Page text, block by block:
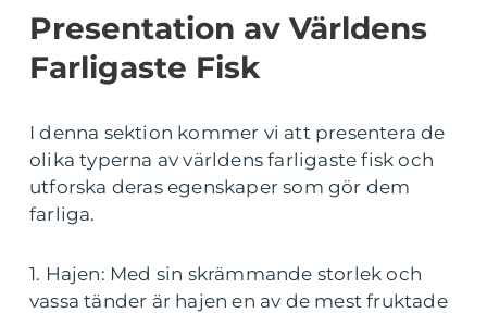
Presentation av Världens
Farligaste Fisk
I denna sektion kommer vi att presentera de
olika typerna av världens farligaste fisk och
utforska deras egenskaper som gör dem
farliga.
1. Hajen: Med sin skrämmande storlek och
vassa tänder är hajen en av de mest fruktade